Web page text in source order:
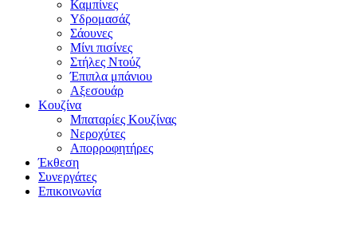
Καμπίνες
Υδρομασάζ
Σάουνες
Μίνι πισίνες
Στήλες Ντούζ
Έπιπλα μπάνιου
Αξεσουάρ
Κουζίνα
Μπαταρίες Κουζίνας
Νεροχύτες
Απορροφητήρες
Έκθεση
Συνεργάτες
Επικοινωνία